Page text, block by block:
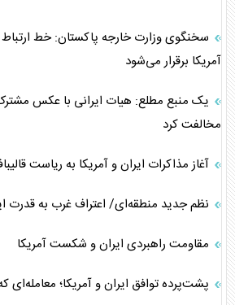
سخنگوی وزارت خارجه پاکستان: خط ارتباط
آمریکا برقرار می‌شود
یک منبع مطلع: هیات ایرانی با عکس
مخالفت کرد
آغاز مذاکرات ایران و آمریکا به ریاست
نظم جدید منطقه‌ای/ اعتراف غرب به قدرت
مقاومت راهبردی ایران و شکست آمریکا
پشت‌پرده توافق ایران و آمریکا؛